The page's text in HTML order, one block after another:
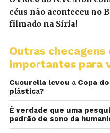
céus não aconteceu no
filmado na Síria!
Outras checagens
importantes para
Cucurella levou a Copa
plástica?
É verdade que uma
padrão de sono da